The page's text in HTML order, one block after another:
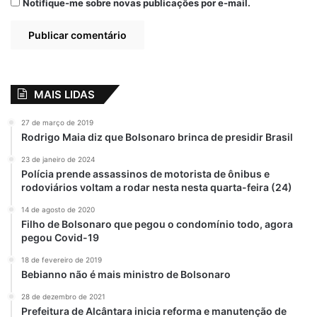
de 15 anos, acredita que os jogos são um
novo começo. “É uma forma muito boa de
esporte, o que é muito bom”, destacou o
adolescente que foi o responsável por
carregar a tocha na cerimônia de abertura
dos JELs.
Esta é a primeira vez que o Município de
São Luís promove a etapa classificatória
para os Jogos Escolares Maranhenses. “A
Prefeitura de São Luís corrige um erro
alunos, atletas, professores e comunidade
Jogos Escolares Maranhenses. Este evento
Notifique-me sobre novas publicações por e-mail.
MAIS LIDAS
27 de março de 2019
Rodrigo Maia diz que Bolsonaro brinca de presidir Brasil
23 de janeiro de 2024
Polícia prende assassinos de motorista de ônibus e
rodoviários voltam a rodar nesta nesta quarta-feira (24)
14 de agosto de 2020
Filho de Bolsonaro que pegou o condomínio todo, agora
pegou Covid-19
18 de fevereiro de 2019
Bebianno não é mais ministro de Bolsonaro
28 de dezembro de 2021
Prefeitura de Alcântara inicia reforma e manutenção de